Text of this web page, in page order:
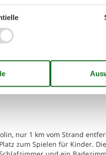
nur 1 km vom Strand
zum Spielen für Kinder.